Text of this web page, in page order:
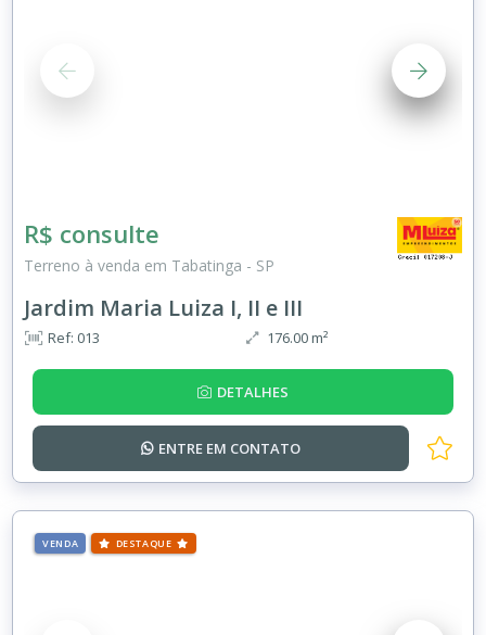
R$ consulte
Terreno à venda em Tabatinga - SP
Jardim Maria Luiza I, II e III
Ref: 013 176.00 m²
DETALHES
ENTRE EM CONTATO
VENDA DESTAQUE